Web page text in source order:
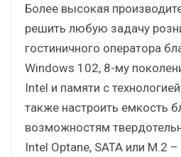
Более высокая
решить любую задачу
гостиничного оператора
Windows 102, 8-му
Intel и памяти с
также настроить емкость
возможностям
Intel Optane, SATA или M.2